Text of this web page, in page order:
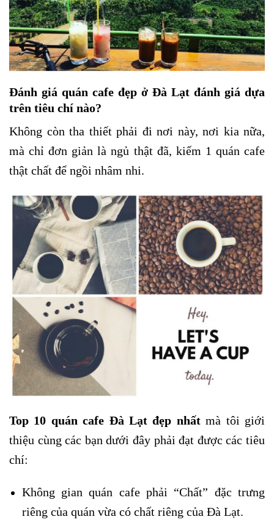
Đánh giá quán cafe đẹp ở Đà Lạt đánh giá dựa
trên tiêu chí nào?
Không còn tha thiết phải đi nơi này, nơi kia nữa,
mà chỉ đơn giản là ngủ thật đã, kiếm 1 quán cafe
thật chất để ngồi nhâm nhi.
Top 10 quán cafe Đà Lạt đẹp nhấtmà tôi giới
thiệu cùng các bạn dưới đây phải đạt được các tiêu
chí:
Không gian quán cafe phải “Chất” đặc trưng
riêng của quán vừa có chất riêng của Đà Lạt.